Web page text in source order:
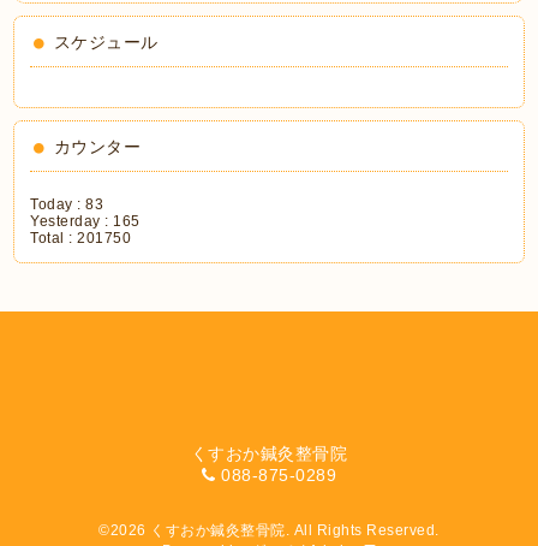
スケジュール
カウンター
Today :83
Yesterday : 165
Total :201750
くすおか鍼灸整骨院
088-875-0289
©2026 くすおか鍼灸整骨院. All Rights Reserved.